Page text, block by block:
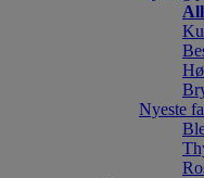
Nyeste